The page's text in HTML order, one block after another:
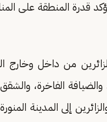
يؤكد قدرة المنطقة على
من داخل وخارج
الفاخرة،
إلى المدينة